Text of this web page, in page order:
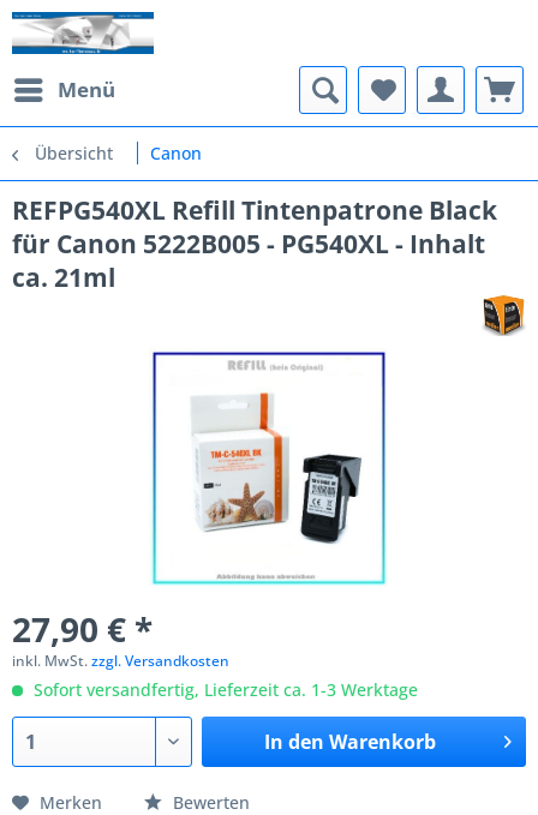
Menü
Übersicht Canon
REFPG540XL Refill Tintenpatrone Black
für Canon 5222B005 - PG540XL - Inhalt
ca. 21ml
27,90 € *
inkl. MwSt.zzgl. Versandkosten
Sofort versandfertig, Lieferzeit ca. 1-3 Werktage
In den Warenkorb
Merken Bewerten